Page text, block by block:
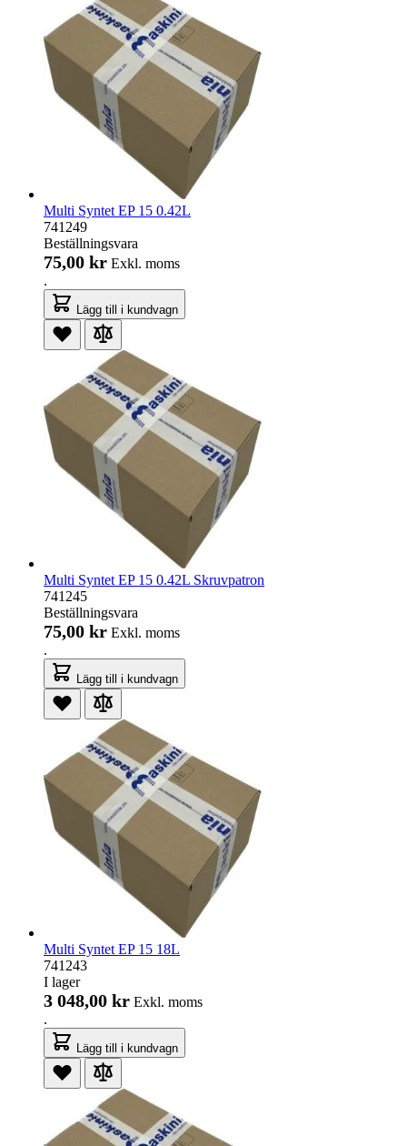
Multi Syntet EP 15 0.42L
741249
Beställningsvara
75,00 kr Exkl. moms
.
Lägg till i kundvagn
Multi Syntet EP 15 0.42L Skruvpatron
741245
Beställningsvara
75,00 kr Exkl. moms
.
Lägg till i kundvagn
Multi Syntet EP 15 18L
741243
I lager
3 048,00 kr Exkl. moms
.
Lägg till i kundvagn